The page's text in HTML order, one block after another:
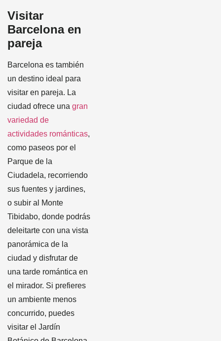
Visitar
Barcelona en
pareja
Barcelona es también
un destino ideal para
visitar en pareja. La
ciudad ofrece una gran
variedad de
actividades románticas,
como paseos por el
Parque de la
Ciudadela, recorriendo
sus fuentes y jardines,
o subir al Monte
Tibidabo, donde podrás
deleitarte con una vista
panorámica de la
ciudad y disfrutar de
una tarde romántica en
el mirador. Si prefieres
un ambiente menos
concurrido, puedes
visitar el Jardín